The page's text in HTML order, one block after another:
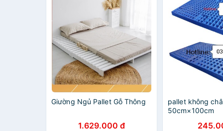
Giường Ngủ Pallet Gỗ Thông
1.629.000 đ
pallet không
50cm×100cm